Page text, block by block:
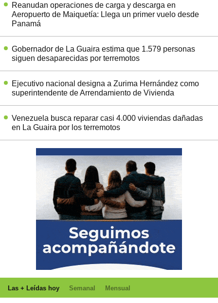
Reanudan operaciones de carga y descarga en
Aeropuerto de Maiquetía: Llega un primer vuelo desde
Panamá
Gobernador de La Guaira estima que 1.579 personas
siguen desaparecidas por terremotos
Ejecutivo nacional designa a Zurima Hernández como
superintendente de Arrendamiento de Vivienda
Venezuela busca reparar casi 4.000 viviendas dañadas
en La Guaira por los terremotos
Las + Leídas hoy Semanal Mensual